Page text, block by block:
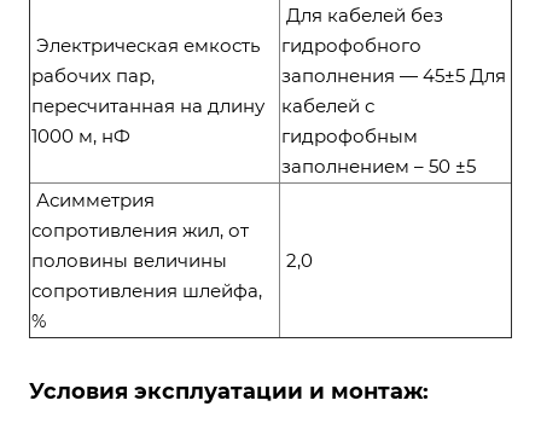
Электрическая емкость
рабочих пар,
пересчитанная на длину
1000 м, нФ
Для кабелей без
гидрофобного
заполнения — 45±5 Для
кабелей с
гидрофобным
заполнением – 50 ±5
Асимметрия
сопротивления жил, от
половины величины
сопротивления шлейфа,
%
2,0
Условия эксплуатации и монтаж: